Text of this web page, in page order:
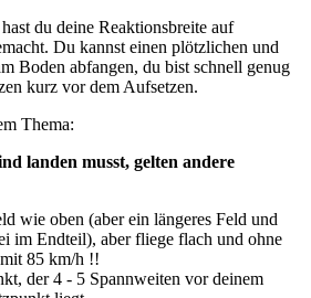
du deine Reaktionsbreite auf
Du kannst einen plötzlichen und
Boden abfangen, du bist schnell genug
kurz vor dem Aufsetzen.
Thema:
landen musst, gelten andere
wie oben (aber ein längeres Feld und
im Endteil), aber fliege flach und ohne
85 km/h !!
der 4 - 5 Spannweiten vor deinem